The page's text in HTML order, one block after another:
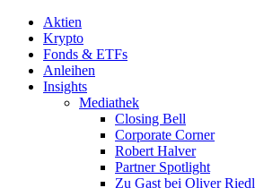
Aktien
Krypto
Fonds & ETFs
Anleihen
Insights
Mediathek
Closing Bell
Corporate Corner
Robert Halver
Partner Spotlight
Zu Gast bei Oliver Riedl